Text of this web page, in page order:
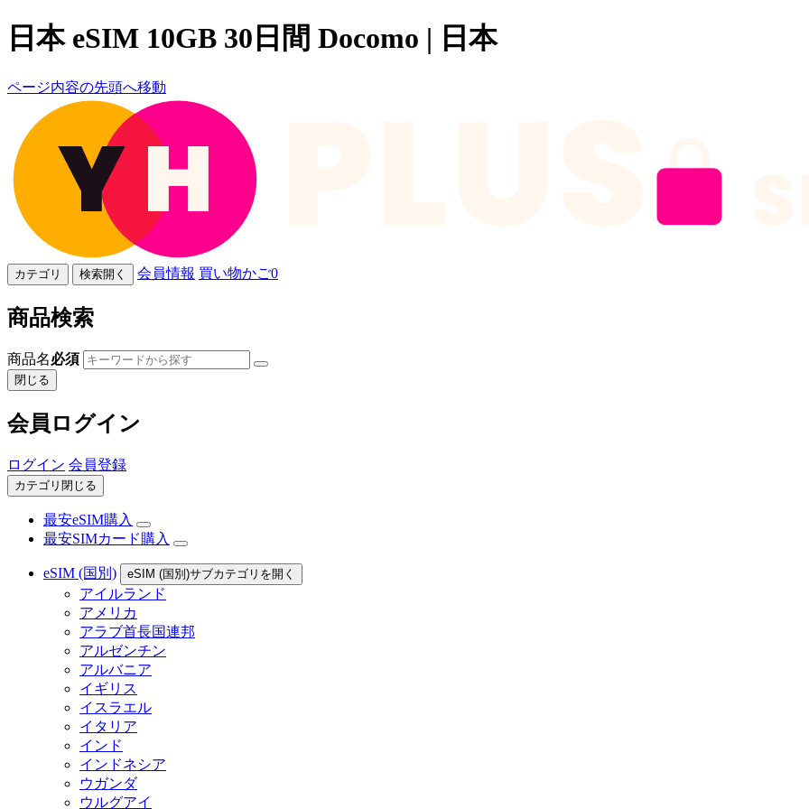
日本 eSIM 10GB 30日間 Docomo | 日本
ページ内容の先頭へ移動
カテゴリ 検索開く 会員情報 買い物かご0
商品検索
商品名必須
閉じる
会員ログイン
ログイン 会員登録
カテゴリ閉じる
最安eSIM購入
最安SIMカード購入
eSIM (国別) eSIM (国別)サブカテゴリを開く
アイルランド
アメリカ
アラブ首長国連邦
アルゼンチン
アルバニア
イギリス
イスラエル
イタリア
インド
インドネシア
ウガンダ
ウルグアイ